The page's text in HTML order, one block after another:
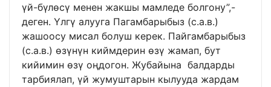
үй-бүлөсү менен жакшы мамледе болгону”,-
деген. Үлгү алууга Пагамбарыбыз (с.а.в.)
жашоосу мисал болуш керек. Пайгамбарыбыз
(с.а.в.) өзүнүн киймдерин өзү жамап, бут
кийимин өзү оңдогон. Жубайына балдарды
тарбиялап, үй жумуштарын кылууда жардам